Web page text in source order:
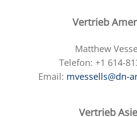
Vertrieb
Matthew
Telefon: +1 614-
Email: mvessells@dn-
Vertrieb